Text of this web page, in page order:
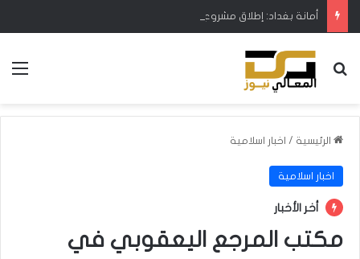
بحث عن
الرئيسية / اخبار اسلامية
اخبار اسلامية
أخر الأخبار
مكتب المرجع اليعقوبي في